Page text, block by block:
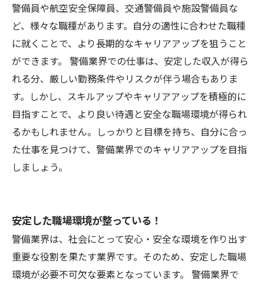
警備員や航空安全保障員、交通警備員や施設警備員な
ど、様々な職種があります。自分の適性に合わせた職種
に就くことで、より長期的なキャリアアップを狙うこと
ができます。 警備業界での仕事は、安定した収入が得ら
れる分、厳しい勤務条件やリスクが伴う場合もありま
す。しかし、スキルアップやキャリアアップを積極的に
目指すことで、より良い待遇と安全な職場環境が得られ
るかもしれません。しっかりと目標を持ち、自分に合っ
た仕事を見つけて、警備業界でのキャリアアップを目指
しましょう。
安定した職場環境が整っている！
警備業界は、社会にとって安心・安全な環境を作り出す
重要な役割を果たす業界です。そのため、安定した職場
環境が必要不可欠な要素となっています。 警備業界で